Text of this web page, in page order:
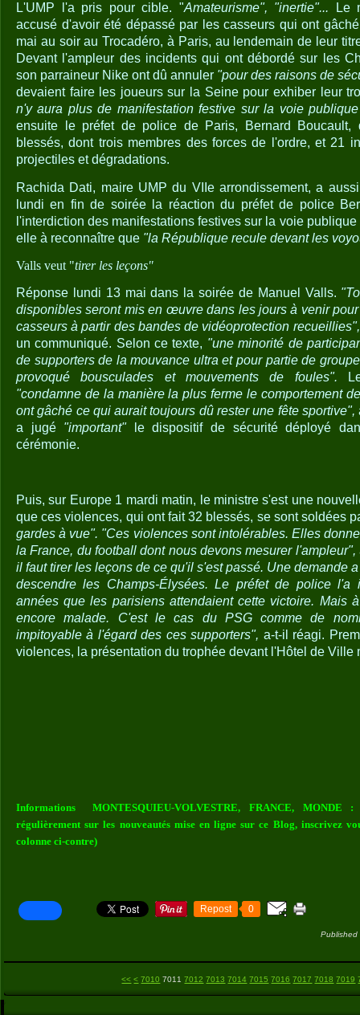
L'UMP l'a pris pour cible. "Amateurisme", "inertie"... Le
accusé d'avoir été dépassé par les casseurs qui ont
mai au soir au Trocadéro, à Paris, au lendemain de leur
Devant l'ampleur des incidents qui ont débordé sur les
son parraineur Nike ont dû annuler "pour des raisons de
devaient faire les joueurs sur la Seine pour exhiber leur
n'y aura plus de manifestation festive sur la voie
ensuite le préfet de police de Paris, Bernard
blessés, dont trois membres des forces de l'ordre, et 21
projectiles et dégradations.
Rachida Dati, maire UMP du VIIe arrondissement, a
lundi en fin de soirée la réaction du préfet de police
l'interdiction des manifestations festives sur la voie
elle à reconnaître que "la République recule devant les
Valls veut "tirer les leçons"
Réponse lundi 13 mai dans la soirée de Manuel Valls.
disponibles seront mis en œuvre dans les jours à venir
casseurs à partir des bandes de vidéoprotection recueillies",
un communiqué. Selon ce texte, "une minorité de
de supporters de la mouvance ultra et pour partie de
provoqué bousculades et mouvements de foules".
"condamne de la manière la plus ferme le comportement
ont gâché ce qui aurait toujours dû rester une fête sportive",
a jugé "important"le dispositif de sécurité déployé
cérémonie.
Puis, sur Europe 1 mardi matin, le ministre s'est une
que ces violences, qui ont fait 32 blessés, se sont soldées
gardes à vue". "Ces violences sont intolérables. Elles
la France, du football dont nous devons mesurer l'ampleur",
il faut tirer les leçons de ce qu'il s'est passé. Une demande
descendre les Champs-Élysées. Le préfet de police l'a
années que les parisiens attendaient cette victoire. Mais
encore malade. C'est le cas du PSG comme de
impitoyable à l'égard des ces supporters", a-t-il réagi.
violences, la présentation du trophée devant l'Hôtel de Ville
Informations MONTESQUIEU-VOLVESTRE, FRANCE, MONDE
régulièrement sur les nouveautés mise en ligne sur ce Blog, inscrivez
colonne ci-contre)
Repost 0
Published
<< < 7000
7010 7011 7012 7013 7014 7015 7016 7017 7018 7019